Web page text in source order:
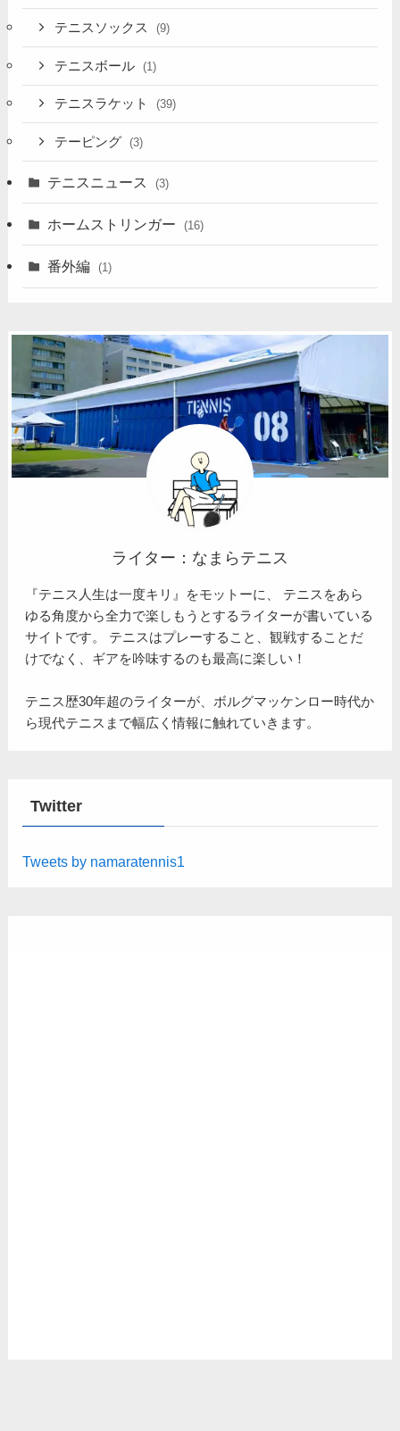
テニスソックス (9)
テニスボール (1)
テニスラケット (39)
テーピング (3)
テニスニュース (3)
ホームストリンガー (16)
番外編 (1)
ライター：なまらテニス
『テニス人生は一度キリ』をモットーに、 テニスをあら
ゆる角度から全力で楽しもうとするライターが書いている
サイトです。 テニスはプレーすること、観戦することだ
けでなく、ギアを吟味するのも最高に楽しい！
テニス歴30年超のライターが、ボルグマッケンロー時代か
ら現代テニスまで幅広く情報に触れていきます。
Twitter
Tweets by namaratennis1